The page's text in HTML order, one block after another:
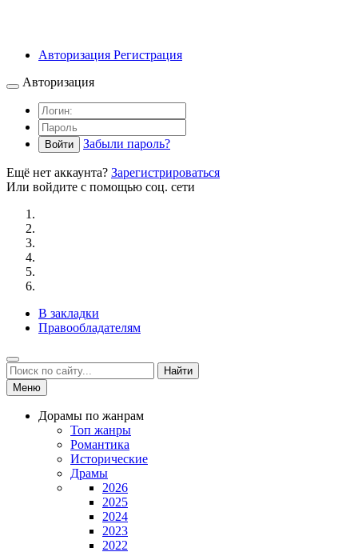
Авторизация Регистрация
Авторизация
Войти Забыли пароль?
Ещё нет аккаунта? Зарегистрироваться
Или войдите с помощью соц. сети
В закладки
Правообладателям
Найти
Меню
Дорамы по жанрам
Топ жанры
Романтика
Исторические
Драмы
2026
2025
2024
2023
2022